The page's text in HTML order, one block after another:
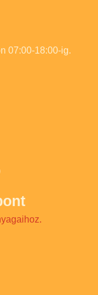
07:00-18:00-ig.